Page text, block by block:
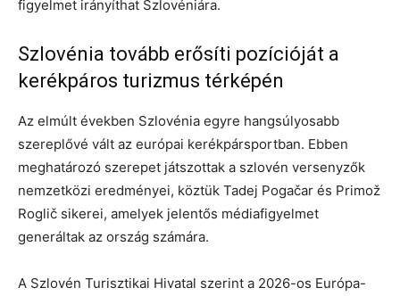
figyelmet irányíthat Szlovéniára.
Szlovénia tovább erősíti pozícióját a
kerékpáros turizmus térképén
Az elmúlt években Szlovénia egyre hangsúlyosabb
szereplővé vált az európai kerékpársportban. Ebben
meghatározó szerepet játszottak a szlovén versenyzők
nemzetközi eredményei, köztük Tadej Pogačar és Primož
Roglič sikerei, amelyek jelentős médiafigyelmet
generáltak az ország számára.
A Szlovén Turisztikai Hivatal szerint a 2026-os Európa-